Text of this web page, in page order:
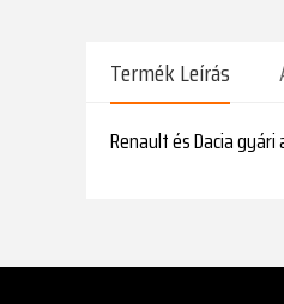
Termék Leírás
Renault és Dacia